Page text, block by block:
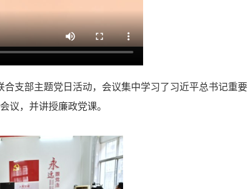
合支部主题党日活动， 会议集中学习了习近平总书记重要
议，并讲授廉政党课。